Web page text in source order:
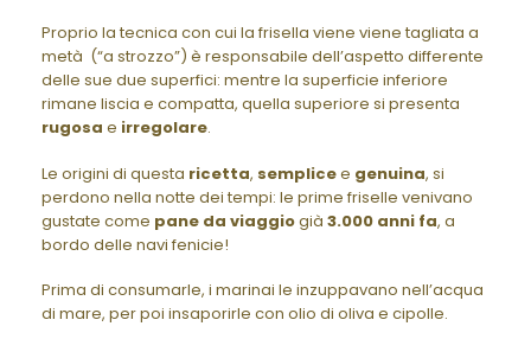
Proprio la tecnica con cui la frisella viene viene tagliata a
metà (“a strozzo”) è responsabile dell’aspetto differente
delle sue due superfici: mentre la superficie inferiore
rimane liscia e compatta, quella superiore si presenta
rugosa e irregolare.
Le origini di questa ricetta, semplicee genuina, si
perdono nella notte dei tempi: le prime friselle venivano
gustate come pane da viaggiogià 3.000 anni fa, a
bordo delle navi fenicie!
Prima di consumarle, i marinai le inzuppavano nell’acqua
di mare, per poi insaporirle con olio di oliva e cipolle.